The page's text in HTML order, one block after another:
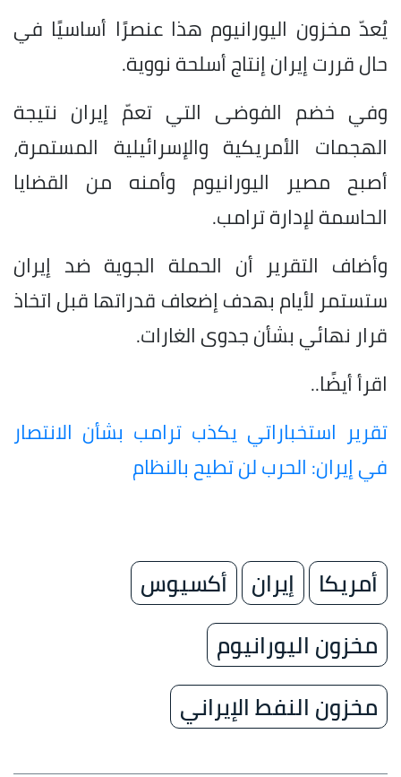
يُعدّ مخزون اليورانيوم هذا عنصرًا أساسيًا في
حال قررت إيران إنتاج أسلحة نووية.
وفي خضم الفوضى التي تعمّ إيران نتيجة
الهجمات الأمريكية والإسرائيلية المستمرة،
أصبح مصير اليورانيوم وأمنه من القضايا
الحاسمة لإدارة ترامب.
وأضاف التقرير أن الحملة الجوية ضد إيران
ستستمر لأيام بهدف إضعاف قدراتها قبل اتخاذ
قرار نهائي بشأن جدوى الغارات.
اقرأ أيضًا..
تقرير استخباراتي يكذب ترامب بشأن الانتصار
في إيران: الحرب لن تطيح بالنظام
أمريكا إيران
أكسيوس
مخزون اليورانيوم
مخزون النفط الإيراني